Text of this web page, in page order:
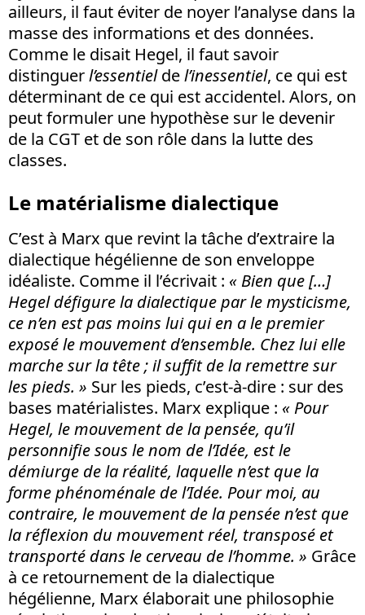
ailleurs, il faut éviter de noyer l’analyse dans la
masse des informations et des données.
Comme le disait Hegel, il faut savoir
distinguerl’essentieldel’inessentiel, ce qui est
déterminant de ce qui est accidentel. Alors, on
peut formuler une hypothèse sur le devenir
de la CGT et de son rôle dans la lutte des
classes.
Le matérialisme dialectique
C’est à Marx que revint la tâche d’extraire la
dialectique hégélienne de son enveloppe
idéaliste. Comme il l’écrivait : « Bien que […]
Hegel défigure la dialectique par le mysticisme,
ce n’en est pas moins lui qui en a le premier
exposé le mouvement d’ensemble. Chez lui elle
marche sur la tête ; il suffit de la remettre sur
les pieds. » Sur les pieds, c’est-à-dire : sur des
bases matérialistes. Marx explique : « Pour
Hegel, le mouvement de la pensée, qu’il
personnifie sous le nom de l’Idée, est le
démiurge de la réalité, laquelle n’est que la
forme phénoménale de l’Idée. Pour moi, au
contraire, le mouvement de la pensée n’est que
la réflexion du mouvement réel, transposé et
transporté dans le cerveau de l’homme. » Grâce
à ce retournement de la dialectique
hégélienne, Marx élaborait une philosophie